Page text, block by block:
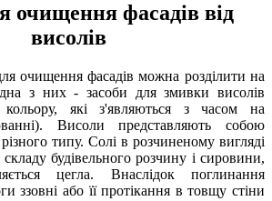
очищення фасадів від
висолів
очищення фасадів можна розділити на
з них - засоби для змивки висолів
кольору, які з'являються з часом на
Висоли представляють собою
типу. Солі в розчиненому вигляді
будівельного розчину і сировини,
цегла. Внаслідок поглинання
ззовні або її протікання в товщу стіни